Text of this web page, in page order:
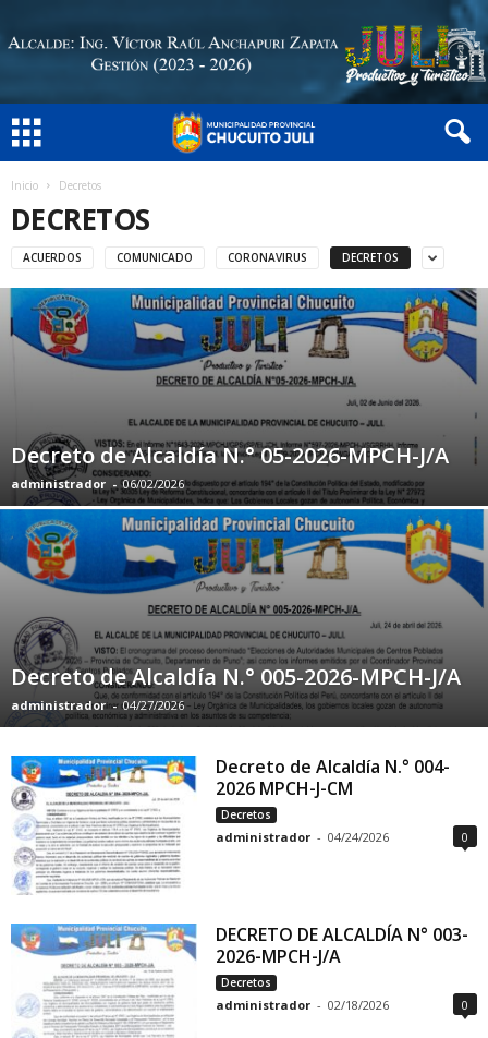
Inicio Decretos
DECRETOS
ACUERDOS COMUNICADO CORONAVIRUS DECRETOS
Decreto de Alcaldía N.° 05-2026-MPCH-J/A
administrador - 06/02/2026
Decreto de Alcaldía N.° 005-2026-MPCH-J/A
administrador - 04/27/2026
Decreto de Alcaldía N.° 004-
2026 MPCH-J-CM
Decretos
administrador - 04/24/2026 0
DECRETO DE ALCALDÍA N° 003-
2026-MPCH-J/A
Decretos
administrador - 02/18/2026 0